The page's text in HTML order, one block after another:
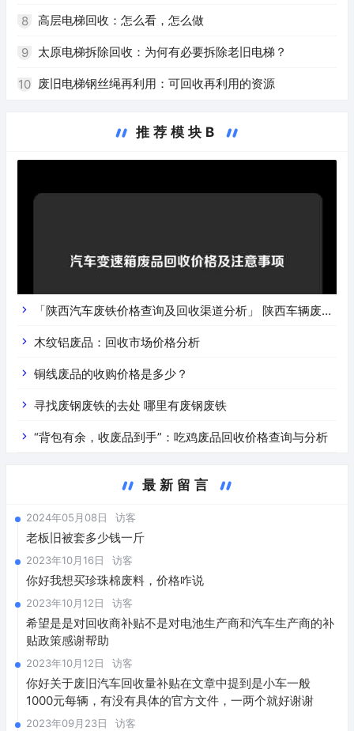
8 高层电梯回收：怎么看，怎么做
9 太原电梯拆除回收：为何有必要拆除老旧电梯？
10 废旧电梯钢丝绳再利用：可回收再利用的资源
推荐模块B
「陕西汽车废铁价格查询及回收渠道分析」 陕西车辆废铁
价是什么
木纹铝废品：回收市场价格分析
铜线废品的收购价格是多少？
寻找废钢废铁的去处 哪里有废钢废铁
“背包有余，收废品到手”：吃鸡废品回收价格查询与分析
最新留言
2024年05月08日 访客
老板旧被套多少钱一斤
2023年10月16日 访客
你好我想买珍珠棉废料，价格咋说
2023年10月12日 访客
希望是是对回收商补贴不是对电池生产商和汽车生产商的补
贴政策感谢帮助
2023年10月12日 访客
你好关于废旧汽车回收量补贴在文章中提到是小车一般
1000元每辆，有没有具体的官方文件，一两个就好谢谢
2023年09月23日 访客